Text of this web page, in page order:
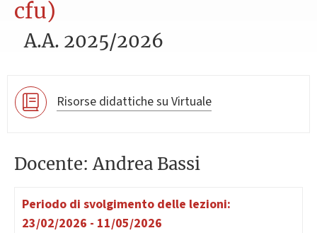
cfu)
A.A. 2025/2026
Risorse didattiche su Virtuale
Docente: Andrea Bassi
Periodo di svolgimento delle lezioni:
23/02/2026 - 11/05/2026